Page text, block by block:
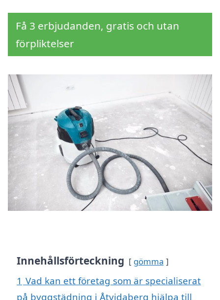
Få 3 erbjudanden, gratis och utan
förpliktelser
Innehållsförteckning gömma
1 Vad kan ett företag som är specialiserat
på byggstädning i Åtvidaberg hjälpa till